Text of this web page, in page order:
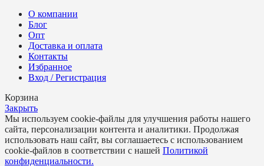
О компании
Блог
Опт
Доставка и оплата
Контакты
Избранное
Вход / Регистрация
Корзина
Закрыть
Мы используем cookie-файлы для улучшения работы нашего
сайта, персонализации контента и аналитики. Продолжая
использовать наш сайт, вы соглашаетесь с использованием
cookie-файлов в соответствии с нашей Политикой
конфиденциальности.